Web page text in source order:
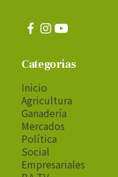
Categorías
Inicio
Agricultura
Ganadería
Mercados
Política
Social
Empresariales